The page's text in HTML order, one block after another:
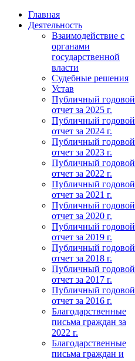
Главная
Деятельность
Взаимодействие с
органами
государственной
власти
Судебные решения
Устав
Публичный годовой
отчет за 2025 г.
Публичный годовой
отчет за 2024 г.
Публичный годовой
отчет за 2023 г.
Публичный годовой
отчет за 2022 г.
Публичный годовой
отчет за 2021 г.
Публичный годовой
отчет за 2020 г.
Публичный годовой
отчет за 2019 г.
Публичный годовой
отчет за 2018 г.
Публичный годовой
отчет за 2017 г.
Публичный годовой
отчет за 2016 г.
Благодарственные
письма граждан за
2022 г.
Благодарственные
письма граждан и